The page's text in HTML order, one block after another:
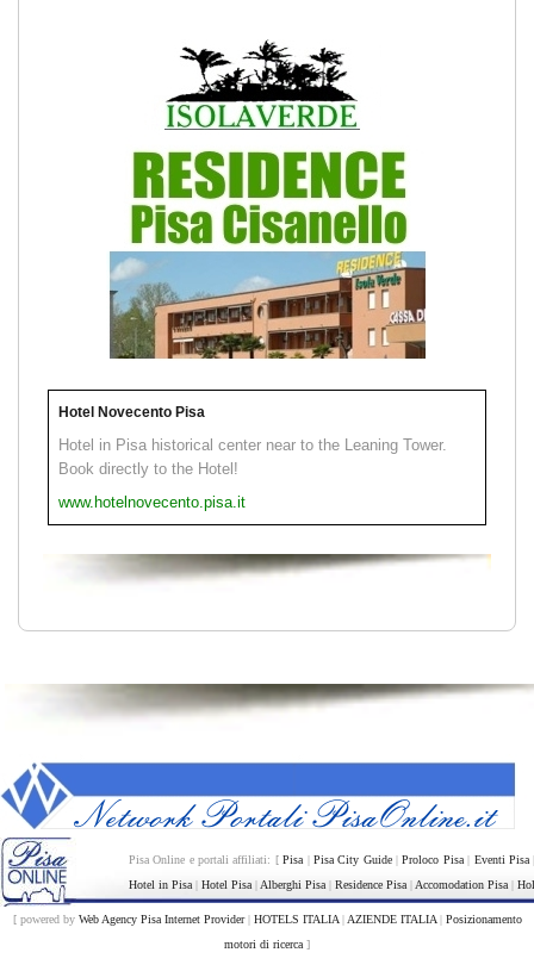
Hotel Novecento Pisa
Hotel in Pisa historical center near to the Leaning Tower.
Book directly to the Hotel!
www.hotelnovecento.pisa.it
Pisa Online e portali affiliati: [Pisa | Pisa City Guide|Proloco Pisa| Eventi Pisa
Hotel in Pisa | Hotel Pisa | Alberghi Pisa | Residence Pisa | Accomodation Pisa |
[ powered by Web Agency Pisa Internet Provider| HOTELS ITALIA| AZIENDE ITALIA| Posizionamento
motori di ricerca ]